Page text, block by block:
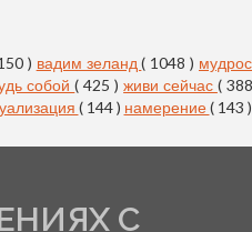
) вадим зеланд( 1048 )
собой( 425 )живи сейчас (
( 144 ) намерение( 143 )
С